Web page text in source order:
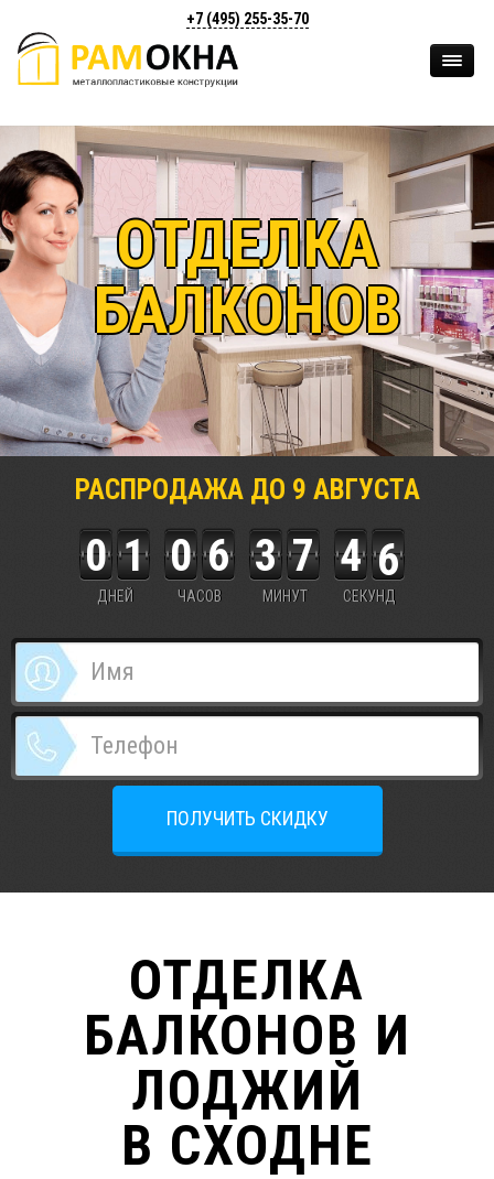
+7 (495) 255-35-70
ОТДЕЛКА
БАЛКОНОВ
РАСПРОДАЖА ДО 9 АВГУСТА
0 1
ДНЕЙ
0 6
ЧАСОВ
3 7
МИНУТ
4 5
6
СЕКУНД
ПОЛУЧИТЬ СКИДКУ
ОТДЕЛКА
БАЛКОНОВ И
ЛОДЖИЙ
В СХОДНЕ